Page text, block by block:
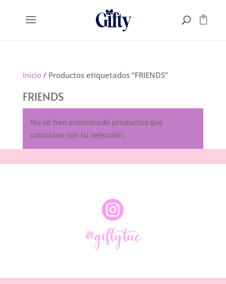
Inicio/ Productos etiquetados “FRIENDS”
FRIENDS
No se han encontrado productos que
coincidan con tu selección.

@giftytuc